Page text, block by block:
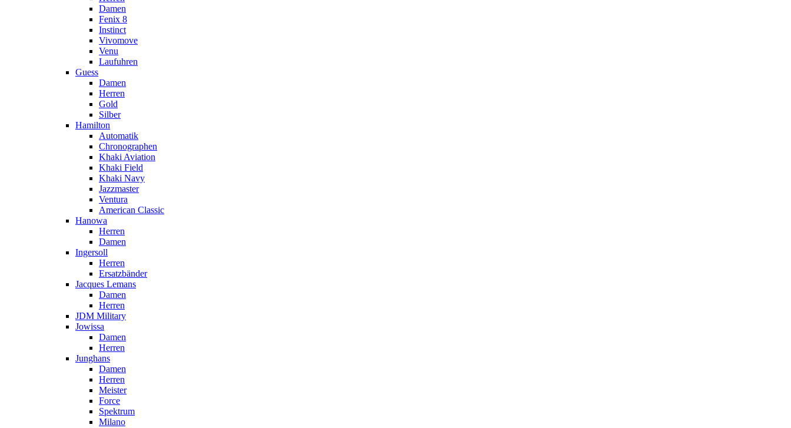
Damen
Fenix 8
Instinct
Vivomove
Venu
Laufuhren
Guess
Damen
Herren
Gold
Silber
Hamilton
Automatik
Chronographen
Khaki Aviation
Khaki Field
Khaki Navy
Jazzmaster
Ventura
American Classic
Hanowa
Herren
Damen
Ingersoll
Herren
Ersatzbänder
Jacques Lemans
Damen
Herren
JDM Military
Jowissa
Damen
Herren
Junghans
Damen
Herren
Meister
Force
Spektrum
Milano